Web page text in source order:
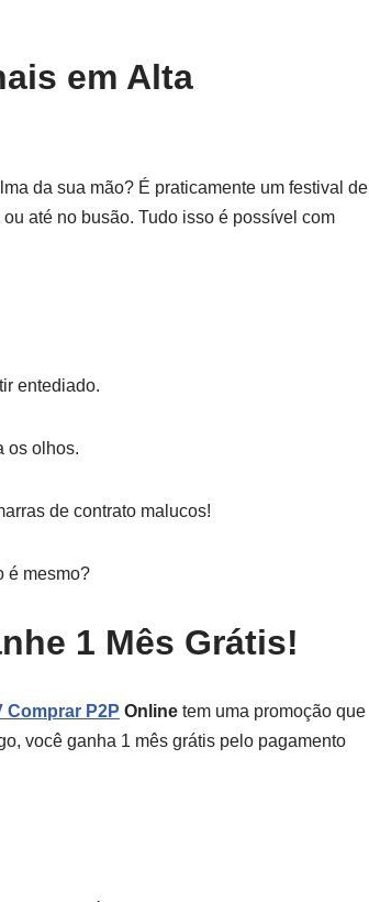
em Alta
da sua mão? É praticamente um festival de
até no busão. Tudo isso é possível com
entediado.
os olhos.
de contrato malucos!
é mesmo?
1 Mês Grátis!
Comprar P2P Online tem uma promoção que
você ganha 1 mês grátis pelo pagamento